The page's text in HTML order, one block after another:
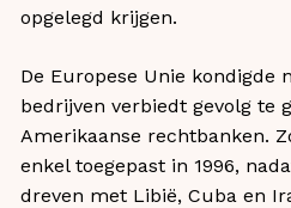
opgelegd krijgen.
De Europese Unie kondigde
bedrijven verbiedt gevolg te
Amerikaanse rechtbanken.
enkel toegepast in 1996,
dreven met Libië, Cuba en